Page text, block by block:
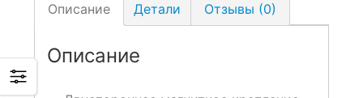
Описание Детали Отзывы (0)
Описание